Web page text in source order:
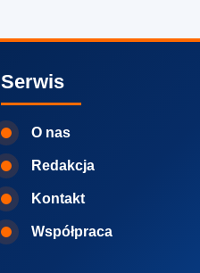
Serwis
O nas
Redakcja
Kontakt
Współpraca